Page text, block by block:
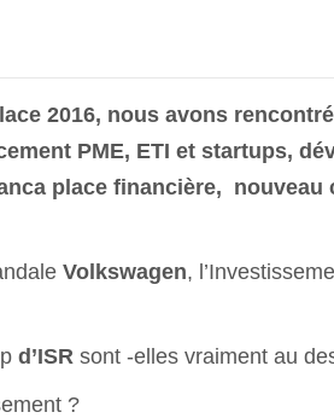
2016, nous avons
PME, ETI et startups,
place financière, nouveau
Volkswagen,
d’ISR sont -elles vraiment au
?